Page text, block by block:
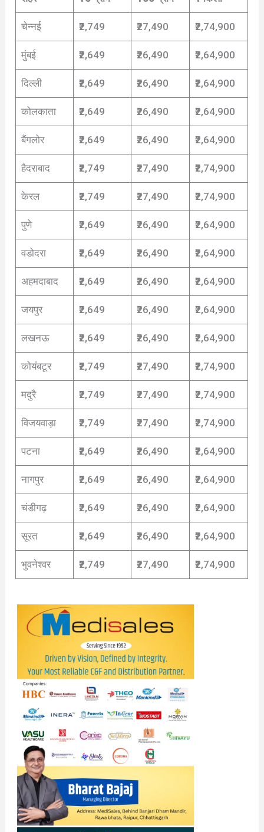
चेन्नई ₹2,749 ₹27,490 ₹2,74,900
मुंबई ₹2,649 ₹26,490 ₹2,64,900
दिल्ली ₹2,649 ₹26,490 ₹2,64,900
कोलकाता ₹2,649 ₹26,490 ₹2,64,900
बैंगलोर ₹2,649 ₹26,490 ₹2,64,900
हैदराबाद ₹2,749 ₹27,490 ₹2,74,900
केरल ₹2,749 ₹27,490 ₹2,74,900
पुणे ₹2,649 ₹26,490 ₹2,64,900
वडोदरा ₹2,649 ₹26,490 ₹2,64,900
अहमदाबाद ₹2,649 ₹26,490 ₹2,64,900
जयपुर ₹2,649 ₹26,490 ₹2,64,900
लखनऊ ₹2,649 ₹26,490 ₹2,64,900
कोयंबटूर ₹2,749 ₹27,490 ₹2,74,900
मदुरै ₹2,749 ₹27,490 ₹2,74,900
विजयवाड़ा ₹2,749 ₹27,490 ₹2,74,900
पटना ₹2,649 ₹26,490 ₹2,64,900
नागपुर ₹2,649 ₹26,490 ₹2,64,900
चंडीगढ़ ₹2,649 ₹26,490 ₹2,64,900
सूरत ₹2,649 ₹26,490 ₹2,64,900
भुवनेश्वर ₹2,749 ₹27,490 ₹2,74,900